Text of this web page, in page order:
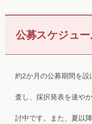
公募スケジュー
約2か月の公募期間を
査し、採択発表を速や
討中です。また、夏以